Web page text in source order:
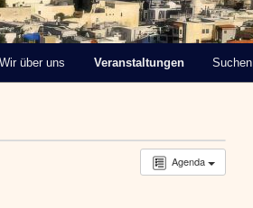
Wir über uns Veranstaltungen Suchen
Agenda